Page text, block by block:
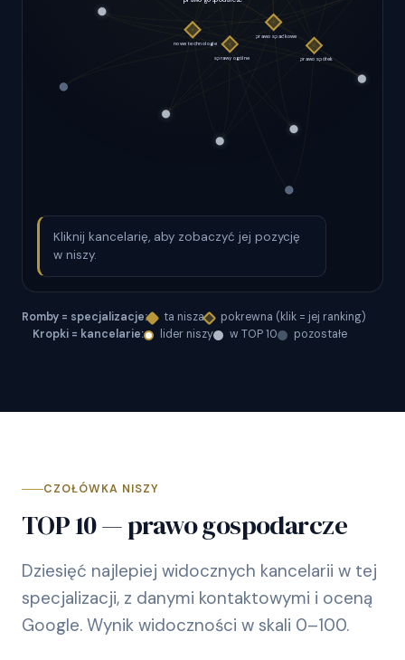
Kliknij kancelarię, aby zobaczyć jej pozycję
w niszy.
Romby = specjalizacje: ta nisza
pokrewna (klik = jej ranking)
Kropki = kancelarie:
lider niszy w TOP 10 pozostałe
CZOŁÓWKA NISZY
TOP 10 — prawo gospodarcze
Dziesięć najlepiej widocznych kancelarii w tej
specjalizacji, z danymi kontaktowymi i oceną
Google. Wynik widoczności w skali 0–100.